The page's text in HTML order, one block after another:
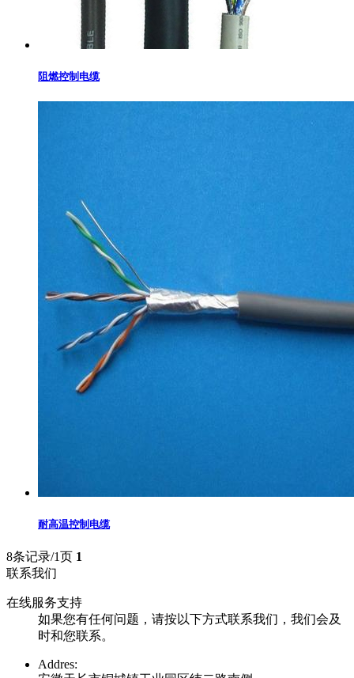
阻燃控制电缆
耐高温控制电缆
8条记录/1页 1
联系我们
在线服务支持
如果您有任何问题，请按以下方式联系我们，我们会及
时和您联系。
Addres: